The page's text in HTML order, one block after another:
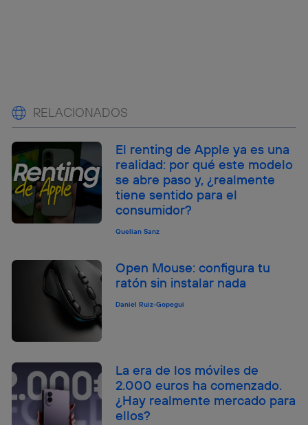
RELACIONADOS
El renting de Apple ya es una
realidad: por qué este modelo
se abre paso y, ¿realmente
tiene sentido para el
consumidor?
Quelian Sanz
Open Mouse: configura tu
ratón sin instalar nada
Daniel Ruiz-Gopegui
La era de los móviles de
2.000 euros ha comenzado.
¿Hay realmente mercado para
ellos?